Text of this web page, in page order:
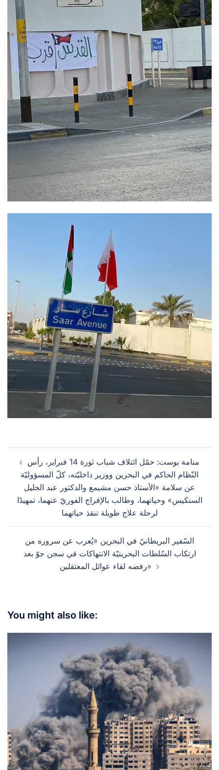
navigation
منامة بوست: حمّل ائتلاف شباب ثورة 14 فبراير، رأس
النّظام الحاكم في البحرين ووزير داخليّته، كلّ المسؤوليّة
عن سلامة «الأستاذ حسن مشيمع والدكتور عبد الجليل
السنكيس» وحياتهما، وطالب بالإفراج الفوريّ عنهما، تمهيدًا
لرحلة علاج طويلة تنقذ حياتهما
السّفير البريطانيّ في البحرين «يُعرب عن سروره من
ارتكاب السّلطات البحرينيّة الانتهاكات في سجن جوّ بعد
رفضه لقاء عوائل المعتقلين»
You might also like: